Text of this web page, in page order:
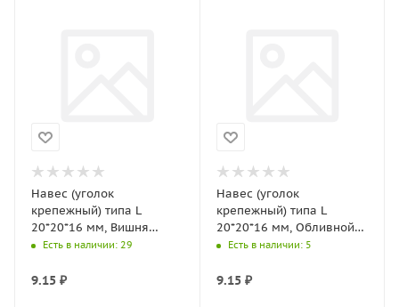
Навес (уголок
крепежный) типа L
20*20*16 мм, Вишня
арт.0306389
Есть в наличии: 29
9.15 ₽
Навес (уголок
крепежный) типа L
20*20*16 мм, Обливной
дуб арт.0306387
Есть в наличии: 5
9.15₽